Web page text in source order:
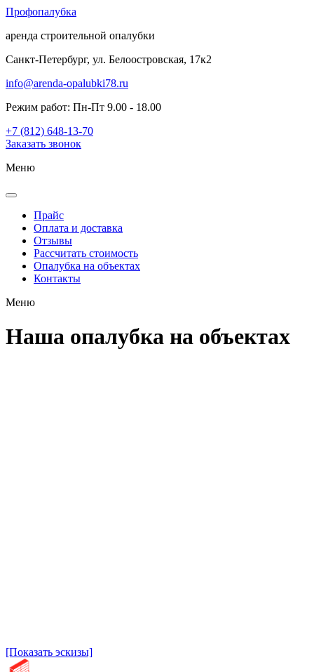
Профопалубка
аренда строительной опалубки
Санкт-Петербург, ул. Белоостровская, 17к2
info@arenda-opalubki78.ru
Режим работ: Пн-Пт 9.00 - 18.00
+7 (812) 648-13-70
Заказать звонок
Меню
Прайс
Оплата и доставка
Отзывы
Рассчитать стоимость
Опалубка на объектах
Контакты
Меню
Наша опалубка на объектах
[Показать эскизы]